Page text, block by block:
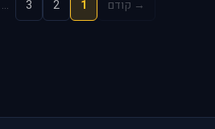
→ קודם 1
2
3
…